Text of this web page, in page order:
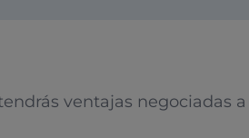
ventajas negociadas a